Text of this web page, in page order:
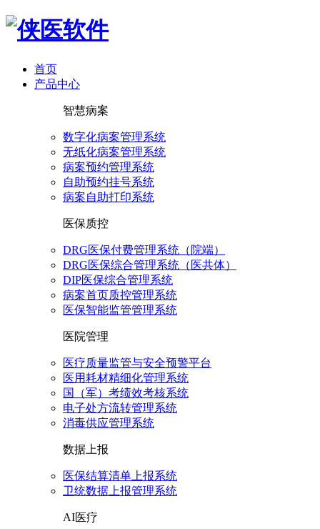
首页
产品中心
智慧病案
数字化病案管理系统
无纸化病案管理系统
病案预约管理系统
自助预约挂号系统
病案自助打印系统
医保质控
DRG医保付费管理系统（院端）
DRG医保综合管理系统（医共体）
DIP医保综合管理系统
病案首页质控管理系统
医保智能监管管理系统
医院管理
医疗质量监管与安全预警平台
医用耗材精细化管理系统
国（军）考绩效考核系统
电子处方流转管理系统
消毒供应管理系统
数据上报
医保结算清单上报系统
卫统数据上报管理系统
AI医疗